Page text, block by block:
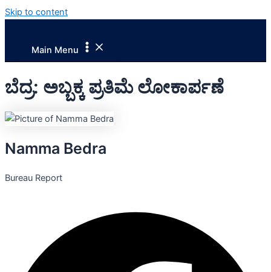
Skip to content
Main Menu
ಬೆದ್ರ: ಅಬ್ಬಕ್ಕ ಪ್ರತಿಮೆ ಲೋಕಾರ್ಪಣೆ
Namma Bedra
Bureau Report